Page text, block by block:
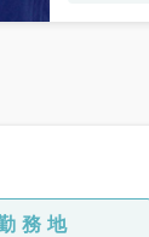
務地